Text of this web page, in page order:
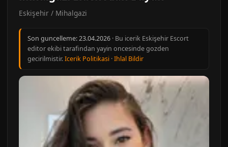
Eskişehir / Mihalgazi
Son guncelleme:23.04.2026 · Bu icerik Eskişehir Escort
editor ekibi tarafindan yayin oncesinde gozden
gecirilmistir.Icerik Politikasi ·Ihlal Bildir